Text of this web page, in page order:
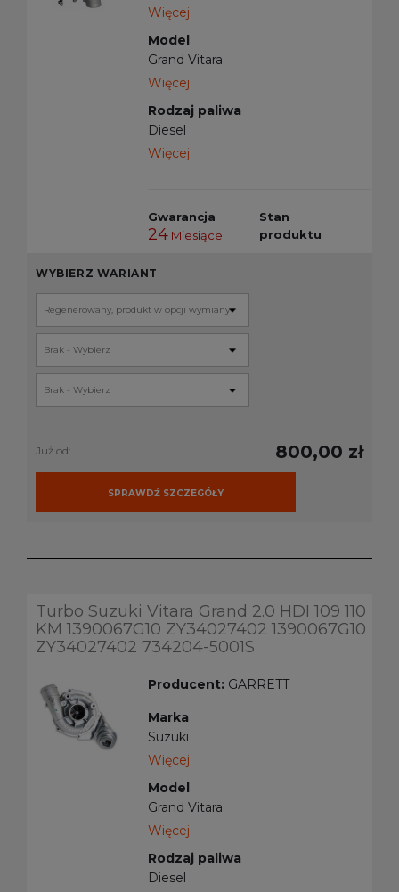
Więcej
Model
Grand Vitara
Więcej
Rodzaj paliwa
Diesel
Więcej
Gwarancja
24Miesiące
Stan
produktu
WYBIERZ WARIANT
Już od: 800,00 zł
SPRAWDŹ SZCZEGÓŁY
Turbo Suzuki Vitara Grand 2.0 HDI 109 110
KM 1390067G10 ZY34027402 1390067G10
ZY34027402 734204-5001S
Producent: GARRETT
Marka
Suzuki
Więcej
Model
Grand Vitara
Więcej
Rodzaj paliwa
Diesel